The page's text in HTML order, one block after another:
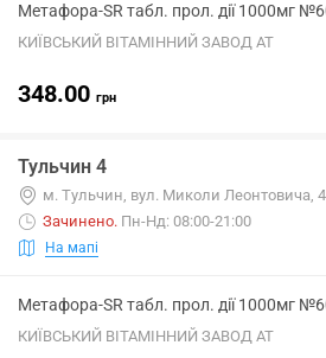
Метафора-SR табл. прол. дії 1000мг
КИЇВСЬКИЙ ВІТАМІННИЙ ЗАВОД АТ
348.00 грн
Тульчин 4
м. Тульчин, вул. Миколи Леонтовича,
Зачинено. Пн-Нд: 08:00-21:00
На мапі
Метафора-SR табл. прол. дії 1000мг
КИЇВСЬКИЙ ВІТАМІННИЙ ЗАВОД АТ